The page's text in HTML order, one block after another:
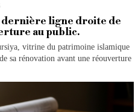
dernière ligne droite de
au public.
vitrine du patrimoine islamique
sa rénovation avant une réouverture